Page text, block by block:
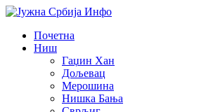
Почетна
Ниш
Гаџин Хан
Дољевац
Мерошина
Нишка Бања